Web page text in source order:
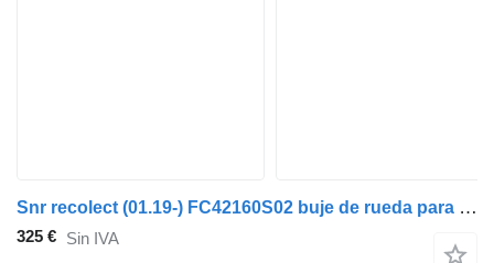
Snr recolect (01.19-) FC42160S02 buje de rueda para Dennis eCollect Terberg YT Magtec (2019-) cabeza tractora
325 € Sin IVA